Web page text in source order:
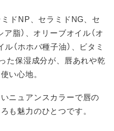
ドNP、セラミドNG、セ
脂）、オリーブオイル（オ
（ホホバ種子油）、ビタミ
た保湿成分が、唇あれや乾
い心地。
ニュアンスカラーで唇の
も魅力のひとつです。